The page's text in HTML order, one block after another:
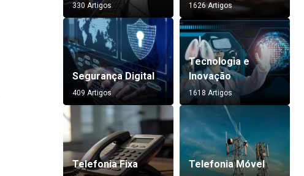
330 Artigos 1626 Artigos
Segurança Digital
409 Artigos
Tecnologia e
Inovação
1618 Artigos
Telefonia Fixa Telefonia Móvel